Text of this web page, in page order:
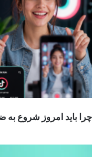
چرا باید امروز شروع به